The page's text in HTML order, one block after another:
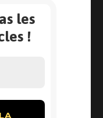
les
!